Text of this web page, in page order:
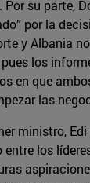
su parte,
por la
y Albania
los
en que
las
ministro,
los